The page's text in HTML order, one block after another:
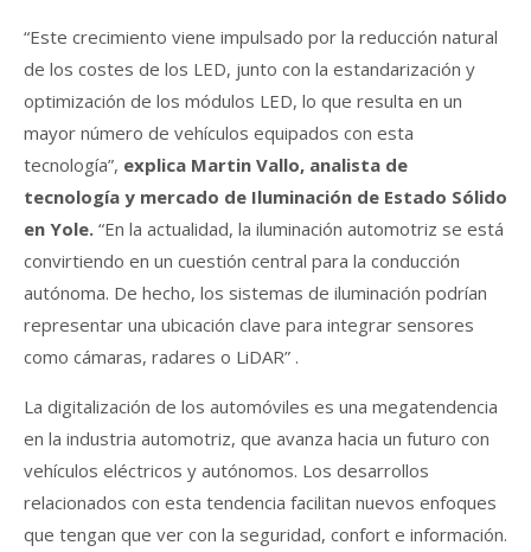
“Este crecimiento viene impulsado por la reducción natural
de los costes de los LED, junto con la estandarización y
optimización de los módulos LED, lo que resulta en un
mayor número de vehículos equipados con esta
tecnología”, explica Martin Vallo, analista de
tecnología y mercado de Iluminación de Estado Sólido
en Yole. “En la actualidad, la iluminación automotriz se está
convirtiendo en un cuestión central para la conducción
autónoma. De hecho, los sistemas de iluminación podrían
representar una ubicación clave para integrar sensores
como cámaras, radares o LiDAR” .
La digitalización de los automóviles es una megatendencia
en la industria automotriz, que avanza hacia un futuro con
vehículos eléctricos y autónomos. Los desarrollos
relacionados con esta tendencia facilitan nuevos enfoques
que tengan que ver con la seguridad, confort e información.